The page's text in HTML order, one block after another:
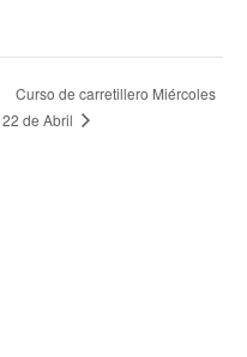
Curso de carretillero Miércoles
22 de Abril